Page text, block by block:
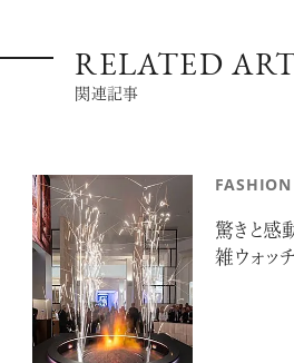
RELATED
関連記事
FASHION
驚きと感
雑ウォッ